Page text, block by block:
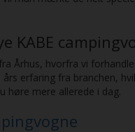
KABE
Århus, hvorfra vi
erfaring fra branchen,
høre mere allerede i dag.